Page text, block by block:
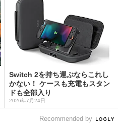
Switch 2を持ち運ぶならこれし
かない！ ケースも充電もスタン
ドも全部入り
2026年7月24日
Recommended by